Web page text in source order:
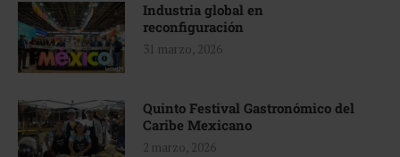
Industria global en
reconfiguración
31 marzo, 2026
Quinto Festival Gastronómico del
Caribe Mexicano
2 marzo, 2026